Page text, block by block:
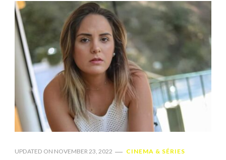
UPDATED ON NOVEMBER 23, 2022 CINEMA & SÉRIES